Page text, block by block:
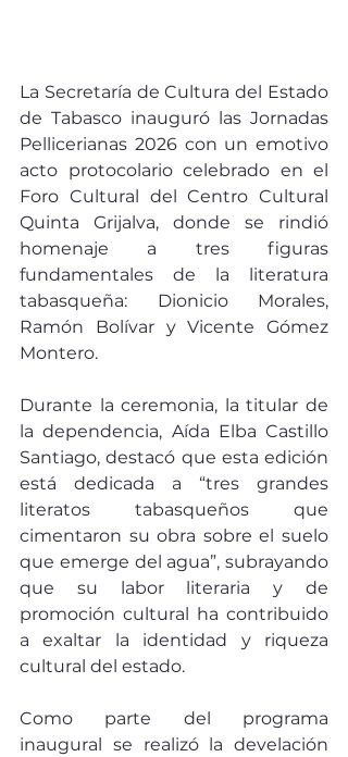
La Secretaría de Cultura del Estado
de Tabasco inauguró las Jornadas
Pellicerianas 2026 con un emotivo
acto protocolario celebrado en el
Foro Cultural del Centro Cultural
Quinta Grijalva, donde se rindió
homenaje a tres figuras
fundamentales de la literatura
tabasqueña: Dionicio Morales,
Ramón Bolívar y Vicente Gómez
Montero.
Durante la ceremonia, la titular de
la dependencia, Aída Elba Castillo
Santiago, destacó que esta edición
está dedicada a “tres grandes
literatos tabasqueños que
cimentaron su obra sobre el suelo
que emerge del agua”, subrayando
que su labor literaria y de
promoción cultural ha contribuido
a exaltar la identidad y riqueza
cultural del estado.
Como parte del programa
inaugural se realizó la develación